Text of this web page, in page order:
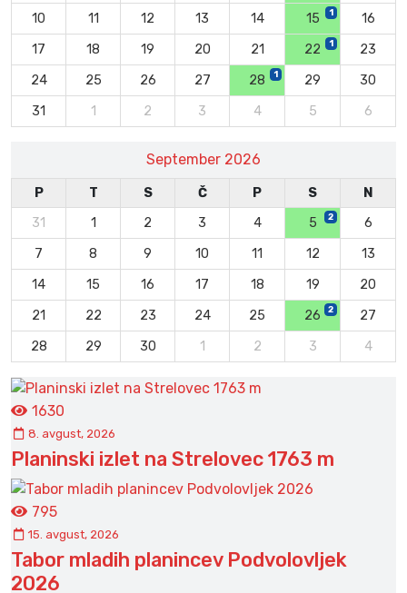
10
11 12 13 14 15 1
16
17
18 19 20 21 22 1
23
24
25 26 27 28 1 29
30
31
1 2 3 4 5 6
September 2026
P T S Č P S
N
31
1 2 3 4 5 2
6
7
8 9 10 11 12
13
14
15 16 17 18 19
20
21
22 23 24 25 26 2
27
28
29 30 1 2 3 4
1630
8. avgust, 2026
Planinski izlet na Strelovec 1763 m
795
15. avgust, 2026
Tabor mladih planincev Podvolovljek
2026